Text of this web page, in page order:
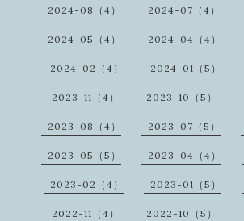
2024-08（4） 2024-07（4）
2024-05（4） 2024-04（4）
2024-02（4） 2024-01（5）
2023-11（4） 2023-10（5）
2023-08（4） 2023-07（5）
2023-05（5） 2023-04（4）
2023-02（4） 2023-01（5）
2022-11（4） 2022-10（5）